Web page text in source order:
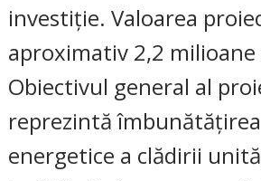
investiție. Valoarea
aproximativ 2,2 milioane
Obiectivul general al
reprezintă
energetice a clădirii